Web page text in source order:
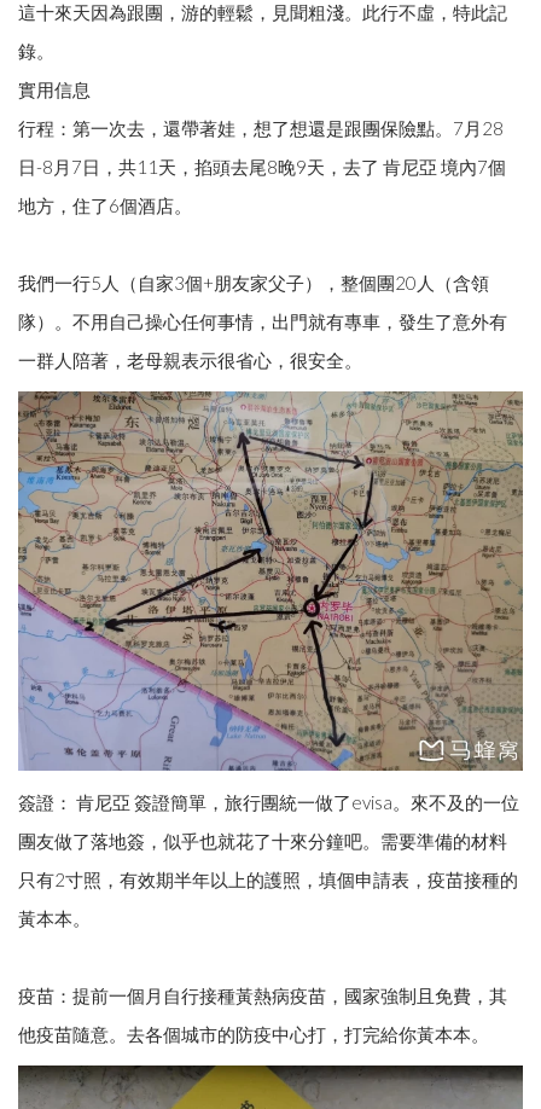
這十來天因為跟團，游的輕鬆，見聞粗淺。此行不虛，特此記
錄。
實用信息
行程：第一次去，還帶著娃，想了想還是跟團保險點。7月28
日-8月7日，共11天，掐頭去尾8晚9天，去了 肯尼亞 境內7個
地方，住了6個酒店。
我們一行5人（自家3個+朋友家父子），整個團20人（含領
隊）。不用自己操心任何事情，出門就有專車，發生了意外有
一群人陪著，老母親表示很省心，很安全。
簽證： 肯尼亞 簽證簡單，旅行團統一做了evisa。來不及的一位
團友做了落地簽，似乎也就花了十來分鐘吧。需要準備的材料
只有2寸照，有效期半年以上的護照，填個申請表，疫苗接種的
黃本本。
疫苗：提前一個月自行接種黃熱病疫苗，國家強制且免費，其
他疫苗隨意。去各個城市的防疫中心打，打完給你黃本本。